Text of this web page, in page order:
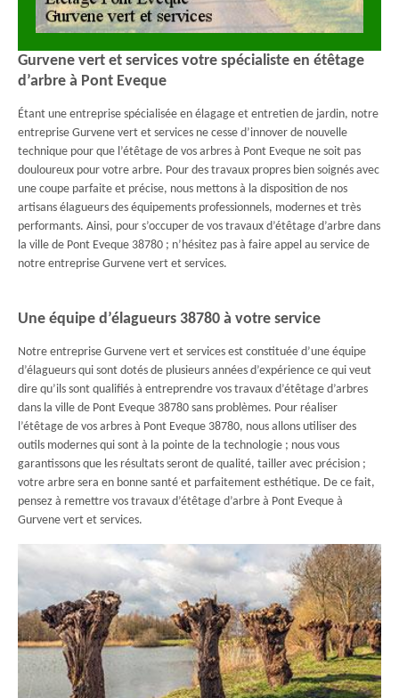
Gurvene vert et services votre spécialiste en étêtage
d’arbre à Pont Eveque
Étant une entreprise spécialisée en élagage et entretien de jardin, notre
entreprise Gurvene vert et services ne cesse d’innover de nouvelle
technique pour que l’étêtage de vos arbres à Pont Eveque ne soit pas
douloureux pour votre arbre. Pour des travaux propres bien soignés avec
une coupe parfaite et précise, nous mettons à la disposition de nos
artisans élagueurs des équipements professionnels, modernes et très
performants. Ainsi, pour s’occuper de vos travaux d’étêtage d’arbre dans
la ville de Pont Eveque 38780 ; n’hésitez pas à faire appel au service de
notre entreprise Gurvene vert et services.
Une équipe d’élagueurs 38780 à votre service
Notre entreprise Gurvene vert et services est constituée d’une équipe
d’élagueurs qui sont dotés de plusieurs années d’expérience ce qui veut
dire qu’ils sont qualifiés à entreprendre vos travaux d’étêtage d’arbres
dans la ville de Pont Eveque 38780 sans problèmes. Pour réaliser
l’étêtage de vos arbres à Pont Eveque 38780, nous allons utiliser des
outils modernes qui sont à la pointe de la technologie ; nous vous
garantissons que les résultats seront de qualité, tailler avec précision ;
votre arbre sera en bonne santé et parfaitement esthétique. De ce fait,
pensez à remettre vos travaux d’étêtage d’arbre à Pont Eveque à
Gurvene vert et services.